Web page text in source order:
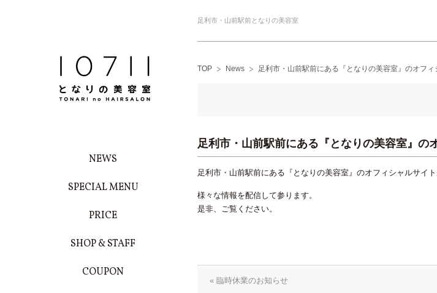
NEWS
SPECIAL MENU
PRICE
SHOP & STAFF
COUPON
足利市・山前駅前となりの美容室
TOP News 足利市・山前駅前にある『となりの美容室』のオフ
足利市・山前駅前にある『となりの美容室』の
足利市・山前駅前にある『となりの美容室』のオフィシャルサイ
様々な情報を配信して参ります。
是非、ご覧ください。
« 臨時休業のお知らせ